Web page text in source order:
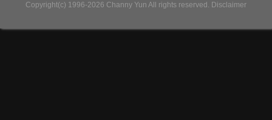
Copyright(c) 1996-2026 Channy Yun All rights reserved. Disclaimer